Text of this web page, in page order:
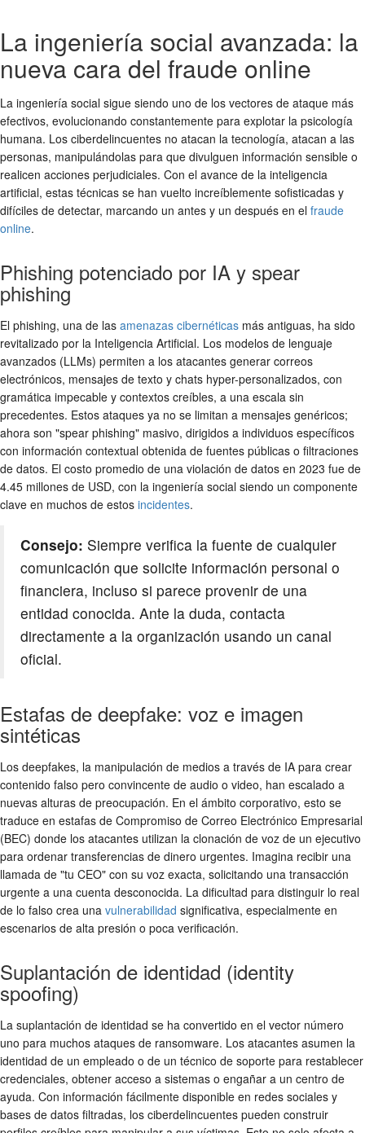
La ingeniería social avanzada: la
nueva cara del fraude online
La ingeniería social sigue siendo uno de los vectores de ataque más
efectivos, evolucionando constantemente para explotar la psicología
humana. Los ciberdelincuentes no atacan la tecnología, atacan a las
personas, manipulándolas para que divulguen información sensible o
realicen acciones perjudiciales. Con el avance de la inteligencia
artificial, estas técnicas se han vuelto increíblemente sofisticadas y
difíciles de detectar, marcando un antes y un después en el fraude
online.
Phishing potenciado por IA y spear
phishing
El phishing, una de las amenazas cibernéticas más antiguas, ha sido
revitalizado por la Inteligencia Artificial. Los modelos de lenguaje
avanzados (LLMs) permiten a los atacantes generar correos
electrónicos, mensajes de texto y chats hyper-personalizados, con
gramática impecable y contextos creíbles, a una escala sin
precedentes. Estos ataques ya no se limitan a mensajes genéricos;
ahora son "spear phishing" masivo, dirigidos a individuos específicos
con información contextual obtenida de fuentes públicas o filtraciones
de datos. El costo promedio de una violación de datos en 2023 fue de
4.45 millones de USD, con la ingeniería social siendo un componente
clave en muchos de estos incidentes.
Consejo: Siempre verifica la fuente de cualquier
comunicación que solicite información personal o
financiera, incluso si parece provenir de una
entidad conocida. Ante la duda, contacta
directamente a la organización usando un canal
oficial.
Estafas de deepfake: voz e imagen
sintéticas
Los deepfakes, la manipulación de medios a través de IA para crear
contenido falso pero convincente de audio o video, han escalado a
nuevas alturas de preocupación. En el ámbito corporativo, esto se
traduce en estafas de Compromiso de Correo Electrónico Empresarial
(BEC) donde los atacantes utilizan la clonación de voz de un ejecutivo
para ordenar transferencias de dinero urgentes. Imagina recibir una
llamada de "tu CEO" con su voz exacta, solicitando una transacción
urgente a una cuenta desconocida. La dificultad para distinguir lo real
de lo falso crea una vulnerabilidad significativa, especialmente en
escenarios de alta presión o poca verificación.
Suplantación de identidad (identity
spoofing)
La suplantación de identidad se ha convertido en el vector número
uno para muchos ataques de ransomware. Los atacantes asumen la
identidad de un empleado o de un técnico de soporte para restablecer
credenciales, obtener acceso a sistemas o engañar a un centro de
ayuda. Con información fácilmente disponible en redes sociales y
bases de datos filtradas, los ciberdelincuentes pueden construir